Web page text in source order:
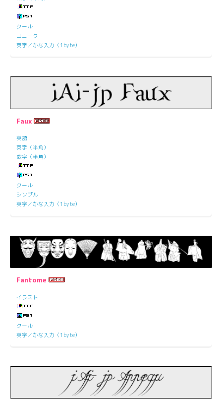
クール
ユニーク
英字／かな入力（1byte）
Faux
英語
英字（半角）
数字（半角）
クール
シンプル
英字／かな入力（1byte）
Fantome
イラスト
クール
英字／かな入力（1byte）